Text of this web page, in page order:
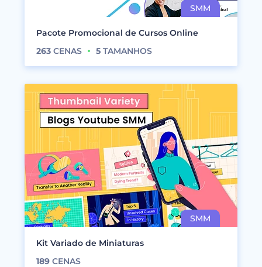
Pacote Promocional de Cursos Online
263 CENAS 5 TAMANHOS
Kit Variado de Miniaturas
189 CENAS